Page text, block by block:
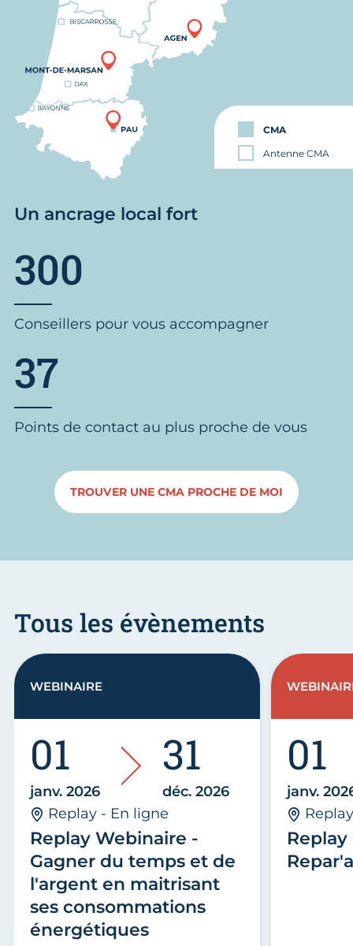
CMA
Antenne CMA
Un ancrage local fort
300
Conseillers pour vous accompagner
37
Points de contact au plus proche de vous
TROUVER UNE CMA PROCHE DE MOI
Tous les évènements
Replay Webinaire -
Gagner du temps et de
l'argent en maitrisant
ses consommations
énergétiques
01
janv. 2026
31
déc. 2026
Replay - En ligne
WEBINAIRE
01
janv.